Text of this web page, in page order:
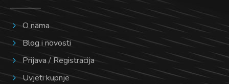
O nama
Blog i novosti
Prijava / Registracija
Uvjeti kupnje